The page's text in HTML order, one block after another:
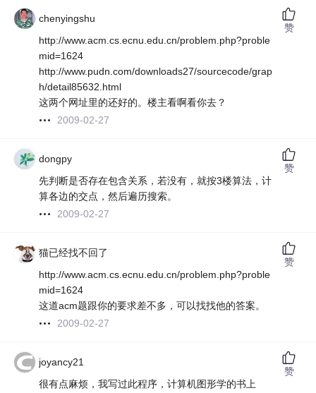
chenyingshu
http://www.acm.cs.ecnu.edu.cn/problem.php?proble
mid=1624
http://www.pudn.com/downloads27/sourcecode/grap
h/detail85632.html
这两个网址里的还好的。楼主看啊看你去？
2009-02-27
赞
dongpy
先判断是否存在包含关系，若没有，就按3楼算法，计
算各边的交点，然后遍历搜索。
2009-02-27
赞
猫已经找不回了
http://www.acm.cs.ecnu.edu.cn/problem.php?proble
mid=1624
这道acm题跟你的要求差不多，可以找找他的答案。
2009-02-27
赞
joyancy21
很有点麻烦，我写过此程序，计算机图形学的书上
赞